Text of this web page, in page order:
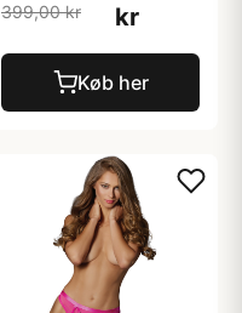
399,00 kr
kr
Køb her